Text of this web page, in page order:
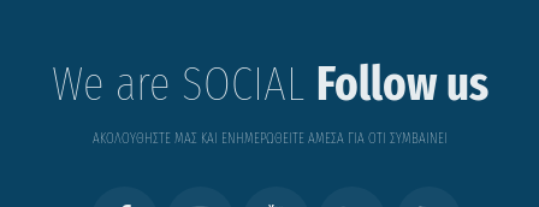
We are SOCIAL Follow us
ΑΚΟΛΟΥΘΗΣΤΕ ΜΑΣ ΚΑΙ ΕΝΗΜΕΡΩΘΕΙΤΕ ΑΜΕΣΑ ΓΙΑ ΟΤΙ ΣΥΜΒΑΙΝΕΙ